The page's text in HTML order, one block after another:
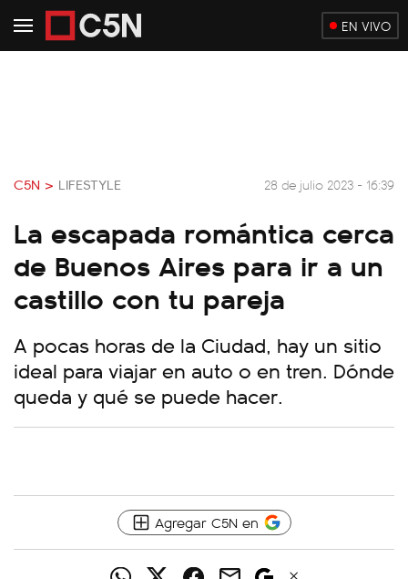
EN VIVO
C5N > LIFESTYLE 28 de julio 2023 - 16:39
La escapada romántica cerca
de Buenos Aires para ir a un
castillo con tu pareja
A pocas horas de la Ciudad, hay un sitio
ideal para viajar en auto o en tren. Dónde
queda y qué se puede hacer.
Agregar C5N en